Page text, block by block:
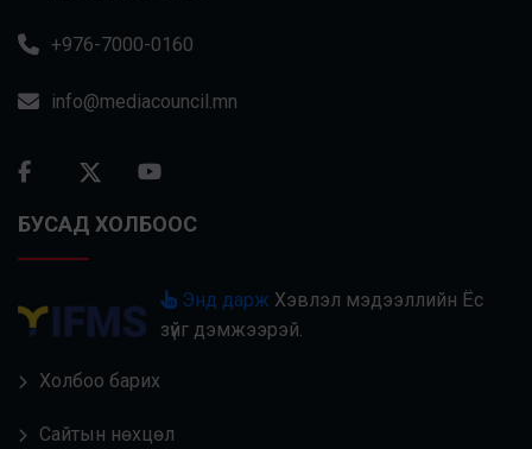
+976-7000-0160
info@mediacouncil.mn
БУСАД ХОЛБООС
Энд дарж Хэвлэл мэдээллийн Ёс
зүйг дэмжээрэй.
Холбоо барих
Сайтын нөхцөл